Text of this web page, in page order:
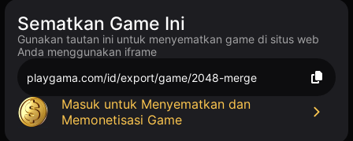
Sematkan Game Ini
Gunakan tautan ini untuk menyematkan game di situs web
Anda menggunakan iframe
playgama.com/id/export/game/2048-merge
Masuk untuk Menyematkan dan
Memonetisasi Game